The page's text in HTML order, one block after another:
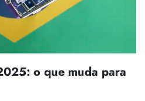
o que muda para